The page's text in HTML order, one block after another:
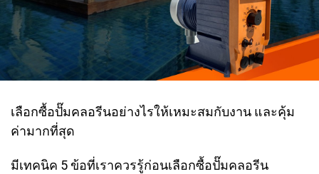
เลือกซื้อปั๊มคลอรีนอย่างไรให้เหมะสมกับงาน และคุ้ม
ค่ามากที่สุด
มีเทคนิค 5 ข้อที่เราควรรู้ก่อนเลือกซื้อปั๊มคลอรีน